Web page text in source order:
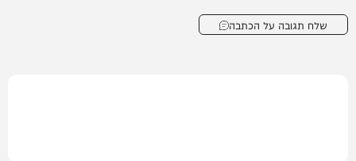
שלח תגובה על הכתבה